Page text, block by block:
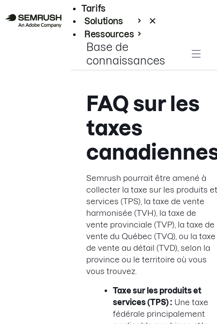
Tarifs
Solutions
Ressources
Entreprises
Base de
connaissances
FAQ sur les
taxes
Semrush pourrait être amené à
collecter la taxe sur les produits et
services (TPS), la taxe de vente
harmonisée (TVH), la taxe de
vente provinciale (TVP), la taxe de
vente du Québec (TVQ), ou la taxe
de vente au détail (TVD), selon la
province ou le territoire où vous
vous trouvez.
Taxe sur les produits et
services (TPS) : Une taxe
fédérale principalement